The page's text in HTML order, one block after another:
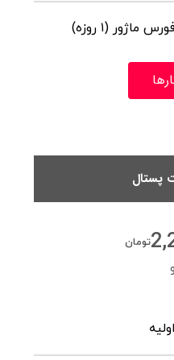
(۱ روزه)
پستال
تومان